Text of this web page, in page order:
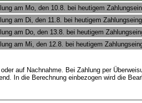
am Mo, den 10.8. bei heutigem
am Di, den 11.8. bei heutigem
am Do, den 13.8. bei heutigem
am Mi, den 12.8. bei heutigem
auf Nachnahme. Bei Zahlung per
In die Berechnung einbezogen wird die